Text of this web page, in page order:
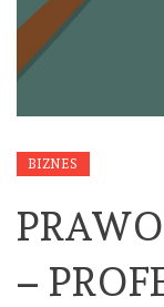
BIZNES
–